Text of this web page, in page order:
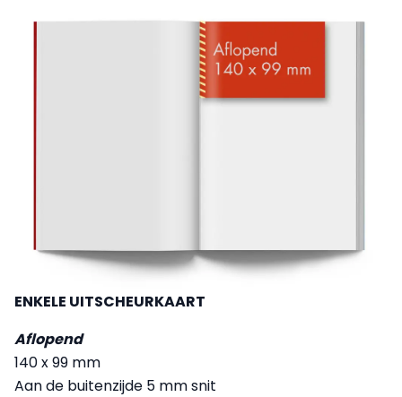
ENKELE UITSCHEURKAART
Aflopend
140 x 99 mm
Aan de buitenzijde 5 mm snit